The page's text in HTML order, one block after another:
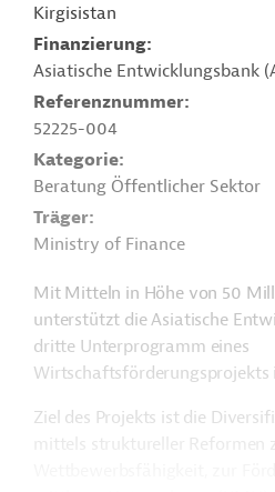
Kirgisistan
Finanzierung
Asiatische Entwicklungsbank
Referenznummer
52225-004
Kategorie
Beratung Öffentlicher Sektor
Träger
Ministry of Finance
Mit Mitteln in Höhe von 50
unterstützt die Asiatische
dritte Unterprogramm eines
Wirtschaftsförderungsprojekts
Ziel des Projekts ist die
mittels struktureller Reformen